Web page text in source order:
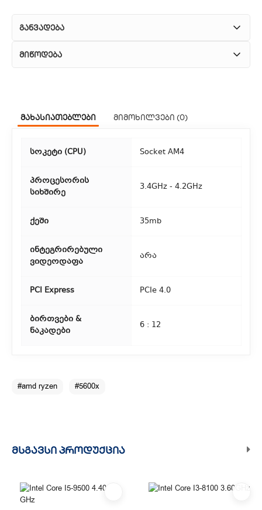
განვადება
მიწოდება
თბილისის მასშტაბით.
აიღოთ თქვენი შეკვეთა ჩვენი ფილიალიდან.
რეგიონებიდან შეკვეთებისთვის ხელმისაწვდომია საფოსტო
ადგილმდებარეობაზე.
მახასიათებლები მიმოხილვები (0)
სოკეტი (CPU) Socket AM4
პროცესორის
სიხშირე
3.4GHz - 4.2GHz
ქეში 35mb
ინტეგრირებული
ვიდეოდაფა
არა
PCI Express PCIe 4.0
ბირთვები &
ნაკადები
6 : 12
#amd ryzen #5600x
ᲛᲡᲒᲐᲕᲡᲘ ᲞᲠᲝᲓᲣᲥᲪᲘᲐ